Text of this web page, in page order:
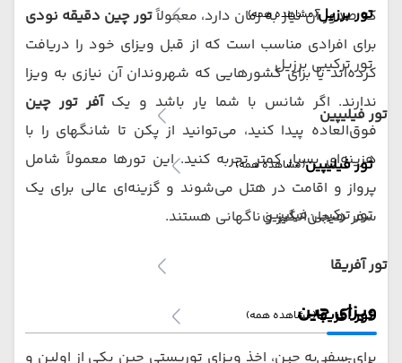
تور برزیل(مشاهده همه)
تور ترکیبی برزیل
تور فیلیپین
تور فیلیپین(مشاهده همه)
تور ترکیبی فیلیپین
تور آفریقا
تور آفریقا(مشاهده همه)
که صدور آن نیاز به زمان دارد، معمولاًتور چین دقیقه نودی
برای افرادی مناسب است که از قبل ویزای خود را دریافت
کرده‌اند یا برای کشورهایی که شهروندان آن نیازی به ویزا
ندارند. اگر شانس با شما یار باشد و یکآفر تور چین
فوق‌العاده پیدا کنید، می‌توانید از پکن تا شانگهای را با
هزینه‌ای بسیار کمتر تجربه کنید. این تورها معمولاً شامل
پرواز و اقامت در هتل می‌شوند و گزینه‌ای عالی برای یک
سفر هیجان‌انگیز و ناگهانی هستند.
ویزای چین
برای سفر به چین، اخذ ویزای توریستی چین یکی از اولین و